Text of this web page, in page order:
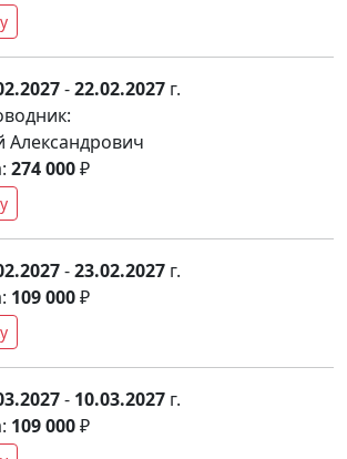
-22.02.2027 г.
Александрович
274 000₽
-23.02.2027 г.
109 000₽
- 10.03.2027 г.
109 000₽